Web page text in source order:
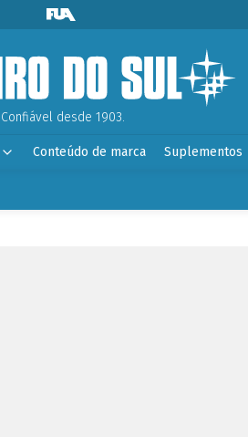
Confiável desde 1903.
Conteúdo de marca Suplementos